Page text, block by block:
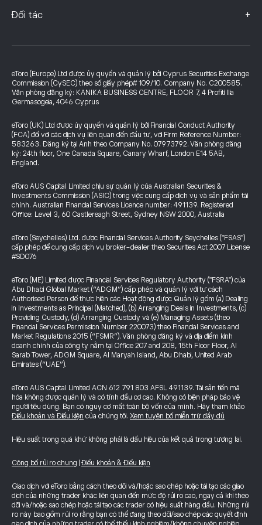
Đối tác +
eToro (Europe) Ltd được ủy quyền và quản lý bởi Cyprus Securities Exchange
Commission (CySEC) theo số giấy phép# 109/10. Company No. C200585.
Văn phòng đăng ký: KANIKA BUSINESS CENTRE, FLOOR 7, 4 Profiti Ilia
Germasogeia, 4046 Cyprus
eToro (UK) Ltd được ủy quyền và quản lý bởi Financial Conduct Authority
(FCA) đối với các dịch vụ liên quan đến đầu tư, với Firm Reference Number:
583263. Đăng ký tại Anh theo Company No. 07973792. Văn phòng đăng
ký: 24th floor, One Canada Square, Canary Wharf, London E14 5AB,
England.
eToro AUS Capital Limited chịu sự quản lý của Australian Securities &
Investments Commission (ASIC) trong việc cung cấp dịch vụ và sản phẩm tài
chính. Australian Financial Services Licence number: 491139. Registered
Office: Level 3, 60 Castlereagh Street, Sydney NSW 2000, Australia
eToro (Seychelles) Ltd. được Financial Services Authority Seychelles ("FSAS")
cấp phép để cung cấp dịch vụ broker-dealer theo Securities Act 2007 License
#SD076
eToro (ME) Limited được Financial Services Regulatory Authority ("FSRA") của
Abu Dhabi Global Market (“ADGM”) cấp phép và quản lý với tư cách
Authorised Person để thực hiện các Hoạt động được Quản lý gồm (a) Dealing
in Investments as Principal (Matched), (b) Arranging Deals in Investments, (c)
Providing Custody, (d) Arranging Custody và (e) Managing Assets (theo
Financial Services Permission Number 220073) theo Financial Services and
Market Regulations 2015 (“FSMR”). Văn phòng đăng ký và địa điểm kinh
doanh chính của công ty nằm tại Office 207 and 208, 15th Floor Floor, Al
Sarab Tower, ADGM Square, Al Maryah Island, Abu Dhabi, United Arab
Emirates (“UAE”).
eToro AUS Capital Limited ACN 612 791 803 AFSL 491139. Tài sản tiền mã
hóa không được quản lý và có tính đầu cơ cao. Không có biện pháp bảo vệ
người tiêu dùng. Bạn có nguy cơ mất toàn bộ vốn của mình. Hãy tham khảo
Điều khoản và Điều kiện của chúng tôi. Xem tuyên bố miễn trừ đầy đủ
Hiệu suất trong quá khứ không phải là dấu hiệu của kết quả trong tương lai.
Công bố rủi ro chung Điều khoản & Điều kiện
Giao dịch với eToro bằng cách theo dõi và/hoặc sao chép hoặc tái tạo các giao
dịch của những trader khác liên quan đến mức độ rủi ro cao, ngay cả khi theo
dõi và/hoặc sao chép hoặc tái tạo các trader có hiệu suất hàng đầu. Những rủi
ro này bao gồm rủi ro rằng bạn có thể đang theo dõi/sao chép các quyết định